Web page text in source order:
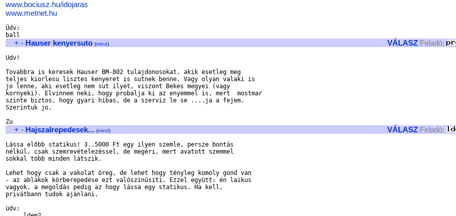
www.bociusz.hu/idojaras
www.metnet.hu
Üdv:
+ - Hauser kenyersuto (mind) VÁLASZ Feladó:
Udv!
Tovabbra is keresek Hauser BM-802 tulajdonosokat, akik esetleg meg
teljes kiorlesu lisztes kenyeret is sutnek benne. Vagy olyan valaki is
jo lenne, aki esetleg nem sut ilyet, viszont Bekes megyei (vagy
kornyeki). Elvinnem neki, hogy probalja ki az enyemmel is, mert  mostmar
szinte biztos, hogy gyari hibas, de a szerviz le se ....ja a fejem.
Szerintuk jo.
+ - Hajszalrepedesek... (mind) VÁLASZ Feladó:
Lássa elõbb statikus! 3..5000 Ft egy ilyen szemle, persze bontás
nélkül, csak szemrevételezéssel, de megéri, mert avatott szemmel
sokkal több minden látszik.
Lehet hogy csak a vakolat öreg, de lehet hogy tényleg komoly gond van
- az ablakok körberepedése ezt valószínûsíti. Ezzel együtt: én laikus
vagyok, a megoldás pedig az hogy lássa egy statikus. Ha kell,
privátbann tudok ajánlani.
üdv: